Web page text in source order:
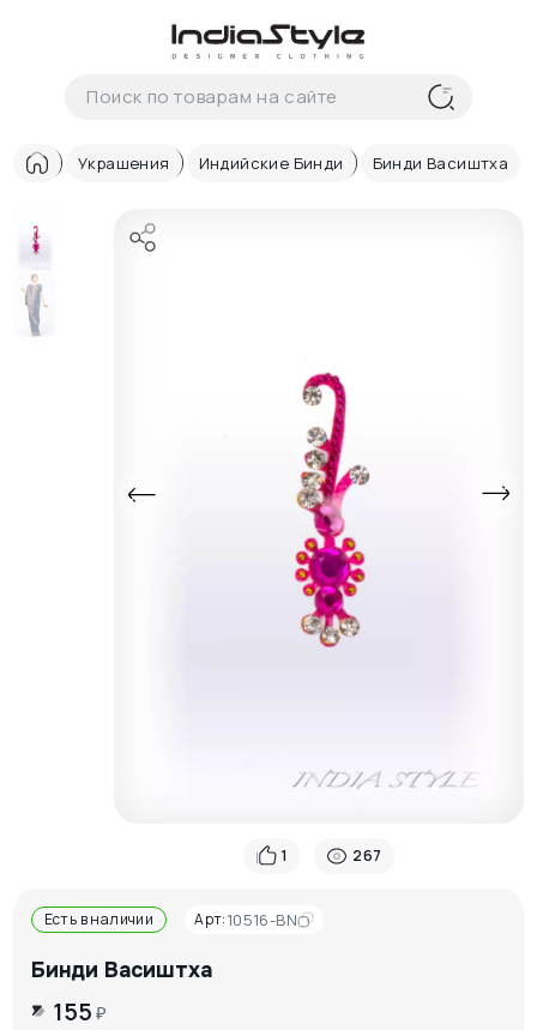
Корзина
В корзиненеттоваров
Корзина покупок пуста..
Украшения Индийские Бинди Бинди Васиштха
1 267
Есть в наличии Арт:10516-BN
Бинди Васиштха
155₽